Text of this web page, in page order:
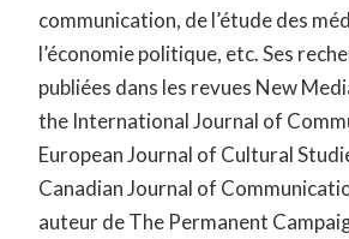
communication, de l’étude des
l’économie politique, etc. Ses
publiées dans les revues New
the International Journal of
European Journal of Cultural
Canadian Journal of
auteur de The Permanent